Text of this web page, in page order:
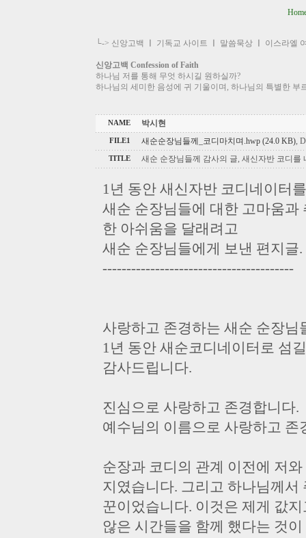
└-> 신앙고백 기독교 사이트 말씀묵상 이스라엘
신앙고백 Confession of Faith
하나님 저를 통해 무엇 하시길 원하실까?
하나님의 세미한 음성에 귀 기울이며, 하나님의 특별한 부
NAME 박시현
FILE1 새순순장님들께_코디마치며.hwp (24.0 KB),
TITLE 새순 순장님들께 감사의 글, 새신자반 코디를
1년 동안 새신자반 코디네이터
새순 순장님들에 대한 고마움과
한 아쉬움을 달래려고
새순 순장님들에게 보낸 편지글.
----------------------------------------
사랑하고 존경하는 새순 순장님
1년 동안 새순코디네이터로 섬
감사드립니다.
진심으로 사랑하고 존경합니다.
예수님의 이름으로 사랑하고 존
순장과 코디의 관계 이전에 저
지였습니다. 그리고 하나님께
꾼이었습니다. 이것은 제게 값
않은 시간들을 함께 했다는 것